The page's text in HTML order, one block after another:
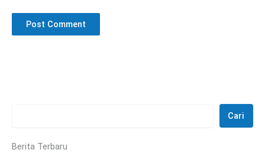
Cari
Berita Terbaru